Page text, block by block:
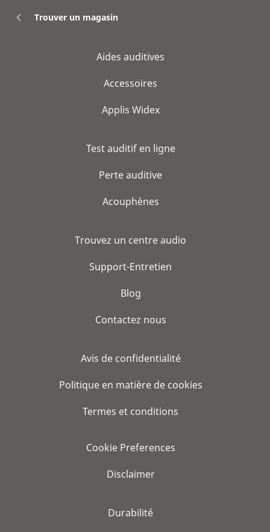
Trouver un magasin
Aides auditives
Accessoires
Applis Widex
Test auditif en ligne
Perte auditive
Acouphènes
Trouvez un centre audio
Support-Entretien
Blog
Contactez nous
Avis de confidentialité
Politique en matière de cookies
Termes et conditions
Cookie Preferences
Disclaimer
Durabilité